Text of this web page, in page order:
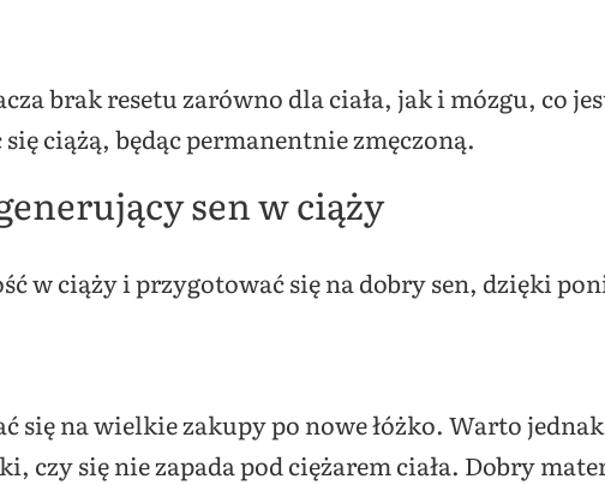
brak resetu zarówno dla ciała, jak i mózgu, co
ciążą, będąc permanentnie zmęczoną.
sen w ciąży
w ciąży i przygotować się na dobry sen, dzięki
się na wielkie zakupy po nowe łóżko. Warto
czy się nie zapada pod ciężarem ciała. Dobry